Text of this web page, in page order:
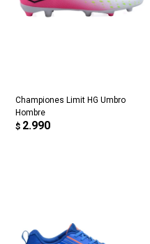
Championes Limit HG Umbro
Hombre
$ 2.990